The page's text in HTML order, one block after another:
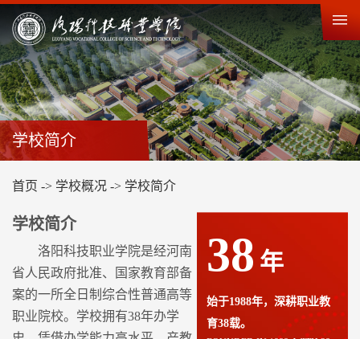
学校简介
首页 -> 学校概况 -> 学校简介
学校简介
洛阳科技职业学院是经河南
省人民政府批准、国家教育部备
案的一所全日制综合性普通高等
职业院校。学校拥有38年办学
38 年
始于1988年，深耕职业教
育38载。